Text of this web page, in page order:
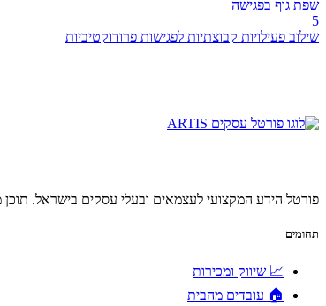
שפת גוף בפגישה
5
שילוב פעילויות קבוצתיות לפגישות פרודוקטיביות
פורטל הידע המקצועי לעצמאים ובעלי עסקים בישראל. תוכן
תחומים
📈 שיווק ומכירות
🏠 עובדים מהבית